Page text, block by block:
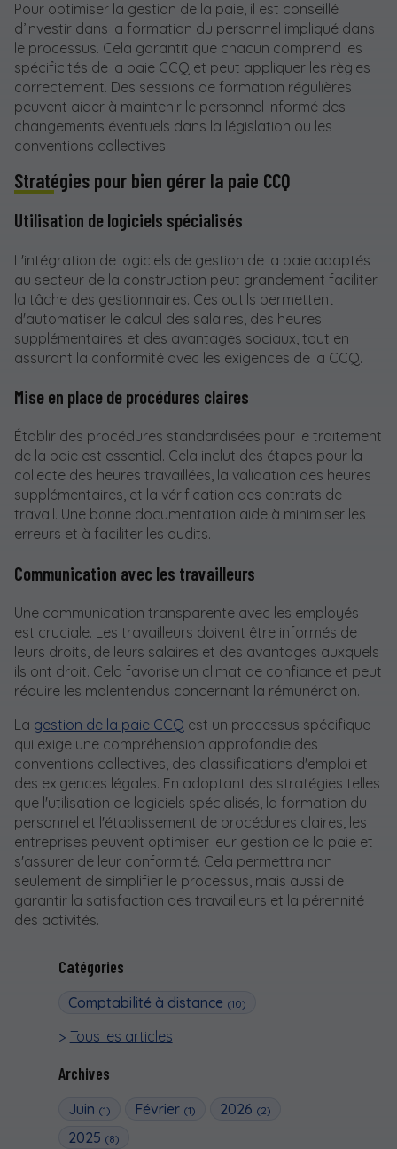
Catégories
Comptabilité à distance (10)
Tous les articles
Archives
Juin (1) Février (1) 2026 (2)
2025 (8)
Pour optimiser la gestion de la paie, il est conseillé
d’investir dans la formation du personnel impliqué dans
le processus. Cela garantit que chacun comprend les
spécificités de la paie CCQ et peut appliquer les règles
correctement. Des sessions de formation régulières
peuvent aider à maintenir le personnel informé des
changements éventuels dans la législation ou les
conventions collectives.
Stratégies pour bien gérer la paie CCQ
Utilisation de logiciels spécialisés
L'intégration de logiciels de gestion de la paie adaptés
au secteur de la construction peut grandement faciliter
la tâche des gestionnaires. Ces outils permettent
d'automatiser le calcul des salaires, des heures
supplémentaires et des avantages sociaux, tout en
assurant la conformité avec les exigences de la CCQ.
Mise en place de procédures claires
Établir des procédures standardisées pour le traitement
de la paie est essentiel. Cela inclut des étapes pour la
collecte des heures travaillées, la validation des heures
supplémentaires, et la vérification des contrats de
travail. Une bonne documentation aide à minimiser les
erreurs et à faciliter les audits.
Communication avec les travailleurs
Une communication transparente avec les employés
est cruciale. Les travailleurs doivent être informés de
leurs droits, de leurs salaires et des avantages auxquels
ils ont droit. Cela favorise un climat de confiance et peut
réduire les malentendus concernant la rémunération.
La gestion de la paie CCQ est un processus spécifique
qui exige une compréhension approfondie des
conventions collectives, des classifications d'emploi et
des exigences légales. En adoptant des stratégies telles
que l'utilisation de logiciels spécialisés, la formation du
personnel et l'établissement de procédures claires, les
entreprises peuvent optimiser leur gestion de la paie et
s'assurer de leur conformité. Cela permettra non
seulement de simplifier le processus, mais aussi de
garantir la satisfaction des travailleurs et la pérennité
des activités.